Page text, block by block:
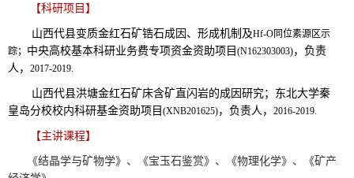
【科研项目】
山西代县变质金红石矿锆石成因、形成机制及Hf-O同位素源区示
踪； 中央高校基本科研业务费专项资金资助项目 (N162303003)， 负责
人， 2017-2019.
山西代县洪塘金红石矿床含矿直闪岩的成因研究； 东北大学秦
皇岛分校校内科研基金资助项目 (XNB201625)， 负责人， 2016-2019.
【主讲课程】
《结晶学与矿物学》、《宝玉石鉴赏》、 《物理化学》 、 《矿产